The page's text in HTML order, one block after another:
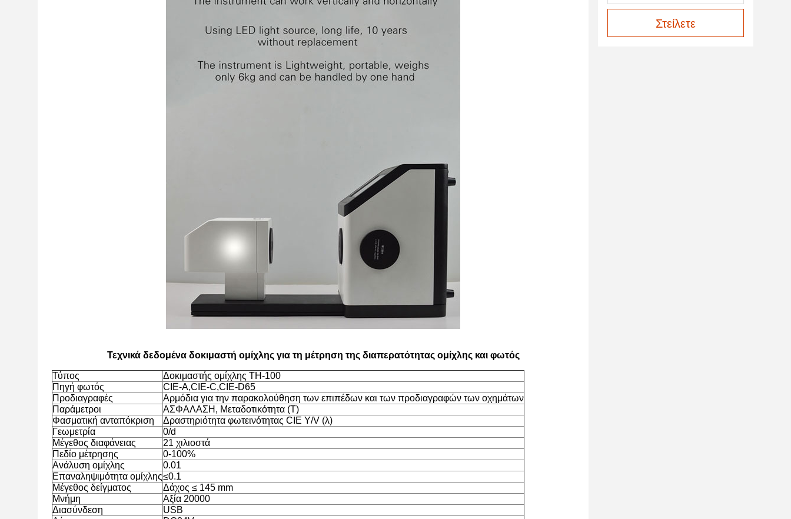
Τεχνικά δεδομένα δοκιμαστή ομίχλης για τη μέτρηση της διαπερατότητας ομίχλης και φωτός
Τύπος
Δοκιμαστής ομίχλης TH-100
Πηγή φωτός
CIE-A,CIE-C,CIE-D65
Προδιαγραφές
Αρμόδια για την παρακολούθηση των επιπέδων και των προδιαγραφών των οχημάτων
Παράμετροι
ΑΣΦΑΛΑΣΗ, Μεταδοτικότητα (T)
Φασματική ανταπόκριση
Δραστηριότητα φωτεινότητας CIE Y/V (λ)
Γεωμετρία
0/d
Μέγεθος διαφάνειας
21 χιλιοστά
Πεδίο μέτρησης
0-100%
Ανάλυση ομίχλης
0.01
Επαναληψιμότητα ομίχλης≤0.1
Μέγεθος δείγματος
Δάχος ≤ 145 mm
Μνήμη
Αξία 20000
Διασύνδεση
USB
Στείλετε